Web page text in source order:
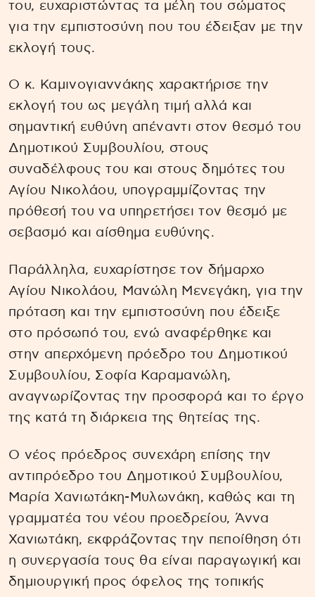
του, ευχαριστώντας τα μέλη του σώματος
για την εμπιστοσύνη που του έδειξαν με την
εκλογή τους.
Ο κ. Καμινογιαννάκης χαρακτήρισε την
εκλογή του ως μεγάλη τιμή αλλά και
σημαντική ευθύνη απέναντι στον θεσμό του
Δημοτικού Συμβουλίου, στους
συναδέλφους του και στους δημότες του
Αγίου Νικολάου, υπογραμμίζοντας την
πρόθεσή του να υπηρετήσει τον θεσμό με
σεβασμό και αίσθημα ευθύνης.
Παράλληλα, ευχαρίστησε τον δήμαρχο
Αγίου Νικολάου, Μανώλη Μενεγάκη, για την
πρόταση και την εμπιστοσύνη που έδειξε
στο πρόσωπό του, ενώ αναφέρθηκε και
στην απερχόμενη πρόεδρο του Δημοτικού
Συμβουλίου, Σοφία Καραμανώλη,
αναγνωρίζοντας την προσφορά και το έργο
της κατά τη διάρκεια της θητείας της.
Ο νέος πρόεδρος συνεχάρη επίσης την
αντιπρόεδρο του Δημοτικού Συμβουλίου,
Μαρία Χανιωτάκη-Μυλωνάκη, καθώς και τη
γραμματέα του νέου προεδρείου, Άννα
Χανιωτάκη, εκφράζοντας την πεποίθηση ότι
η συνεργασία τους θα είναι παραγωγική και
δημιουργική προς όφελος της τοπικής